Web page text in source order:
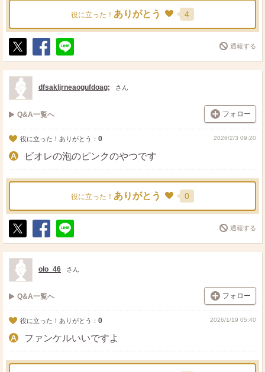
役に立った！ ありがとう 4
ポ
ス
ト
シ
ェ
送
る
通報する
dfsakljrneaogufdoag; さん
Q&A一覧へ フォロー
役に立った！ありがとう： 0 2026/2/3 09:20
ビオレの泡のピンクのやつです
役に立った！ ありがとう 0
ポ
ス
ト
シ
ェ
送
る
通報する
olo_46 さん
Q&A一覧へ フォロー
役に立った！ありがとう： 0 2026/1/19 05:40
ファンケルいいですよ